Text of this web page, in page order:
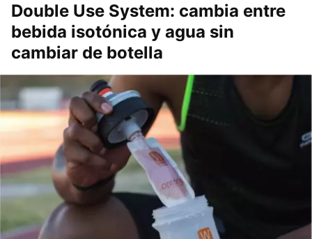
Double Use System: cambia entre
bebida isotónica y agua sin
cambiar de botella